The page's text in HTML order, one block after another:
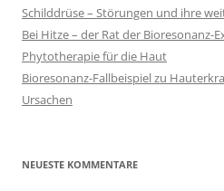
Schilddrüse – Störungen und ihre
Bei Hitze – der Rat der Bioresonanz-
Phytotherapie für die Haut
Bioresonanz-Fallbeispiel zu
Ursachen
NEUESTE KOMMENTARE